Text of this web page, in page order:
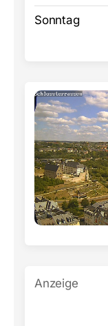
Sonntag
Anzeige